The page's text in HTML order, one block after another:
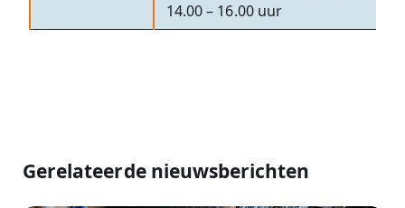
14.00 – 16.00 uur
Gerelateerde nieuwsberichten